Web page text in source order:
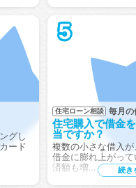
グし
ード
5
住宅ローン相談 毎月
住宅購入で借金
当ですか？
複数の小さな借入
借金に膨れ上がっ
済額も増…
続き